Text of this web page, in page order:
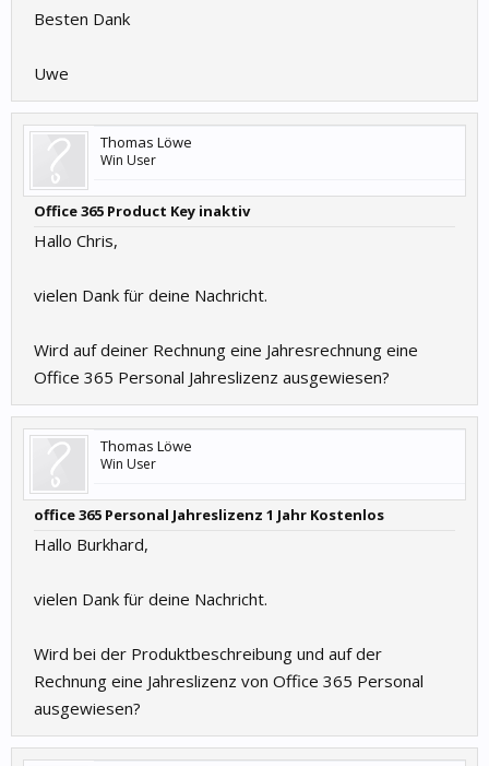
Besten Dank
Uwe
Thomas Löwe
Win User
Office 365 Product Key inaktiv
Hallo Chris,
vielen Dank für deine Nachricht.
Wird auf deiner Rechnung eine Jahresrechnung eine
Office 365 Personal Jahreslizenz ausgewiesen?
Thomas Löwe
Win User
office 365 Personal Jahreslizenz 1 Jahr Kostenlos
Hallo Burkhard,
vielen Dank für deine Nachricht.
Wird bei der Produktbeschreibung und auf der
Rechnung eine Jahreslizenz von Office 365 Personal
ausgewiesen?